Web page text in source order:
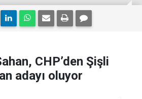
CHP’den Şişli
adayı oluyor